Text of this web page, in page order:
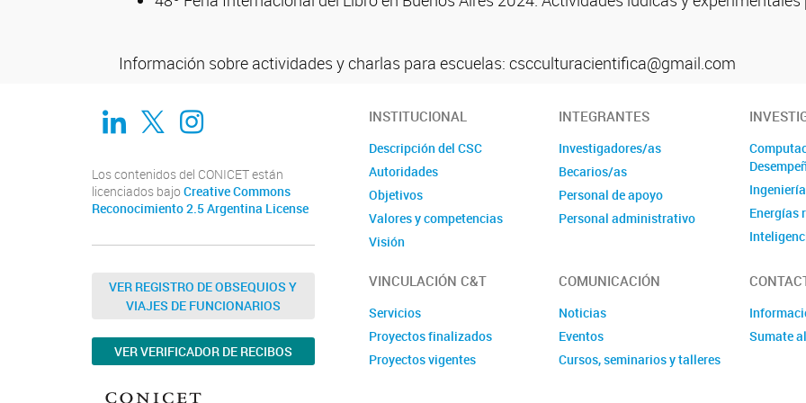
Información sobre actividades y charlas para escuelas: cscculturacientifica@gmail.com
Linkedin
TwitterInstagram
Los contenidos del CONICET están
licenciados bajo Creative Commons
Reconocimiento 2.5 Argentina License
VER REGISTRO DE OBSEQUIOS Y
VIAJES DE FUNCIONARIOS
VER VERIFICADOR DE RECIBOS
INSTITUCIONAL
Descripción del CSC
Autoridades
Objetivos
Valores y competencias
Visión
INTEGRANTES
Investigadores/as
Becarios/as
Personal de apoyo
Personal administrativo
Energías
VINCULACIÓN C&T
Servicios
Proyectos finalizados
Proyectos vigentes
COMUNICACIÓN
Noticias
Eventos
Cursos, seminarios y talleres
Sumate